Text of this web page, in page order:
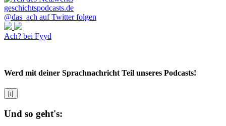
@das_ach auf Twitter folgen
Ach? bei Fyyd
Werd mit deiner Sprachnachricht Teil unseres Podcasts!
[i]
Und so geht's: